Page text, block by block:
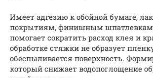
Имеет адгезию к обойной бумаге,
покрытиям, финишным
помогает сократить расход клея и
обработке стяжки не образует
обеспыливается поверхность.
который снижает водопоглощение